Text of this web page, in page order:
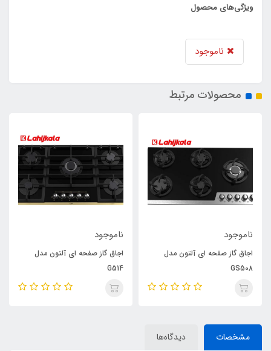
ویژگی‌های محصول
ناموجود
محصولات مرتبط
ناموجود
اجاق گاز صفحه ای آلتون مدل
GS508
ناموجود
اجاق گاز صفحه ای آلتون مدل
G514
مشخصات دیدگاه‌ها